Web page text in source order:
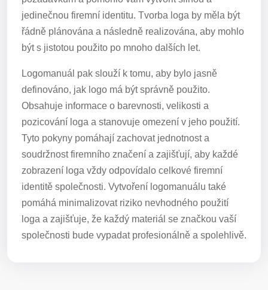
jedinečnou firemní identitu. Tvorba loga by měla být
řádně plánována a následně realizována, aby mohlo
být s jistotou použito po mnoho dalších let.
Logomanuál pak slouží k tomu, aby bylo jasně
definováno, jak logo má být správně použito.
Obsahuje informace o barevnosti, velikosti a
pozicování loga a stanovuje omezení v jeho použití.
Tyto pokyny pomáhají zachovat jednotnost a
soudržnost firemního značení a zajišťují, aby každé
zobrazení loga vždy odpovídalo celkové firemní
identitě společnosti. Vytvoření logomanuálu také
pomáhá minimalizovat riziko nevhodného použití
loga a zajišťuje, že každý materiál se značkou vaší
společnosti bude vypadat profesionálně a spolehlivě.